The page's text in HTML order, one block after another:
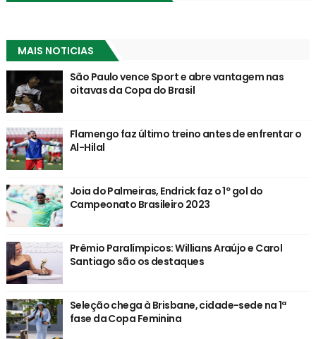
MAIS NOTICIAS
São Paulo vence Sport e abre vantagem nas
oitavas da Copa do Brasil
Flamengo faz último treino antes de enfrentar o
Al-Hilal
Joia do Palmeiras, Endrick faz o 1º gol do
Campeonato Brasileiro 2023
Prêmio Paralímpicos: Willians Araújo e Carol
Santiago são os destaques
Seleção chega à Brisbane, cidade-sede na 1ª
fase da Copa Feminina